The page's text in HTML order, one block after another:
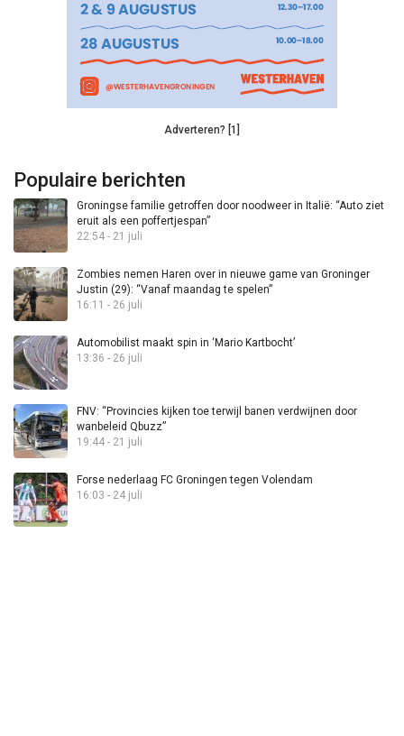
Adverteren? [1]
Populaire berichten
Groningse familie getroffen door noodweer in Italië: “Auto ziet
eruit als een poffertjespan”
22:54 - 21 juli
Zombies nemen Haren over in nieuwe game van Groninger
Justin (29): “Vanaf maandag te spelen”
16:11 - 26 juli
Automobilist maakt spin in ‘Mario Kartbocht’
13:36 - 26 juli
FNV: “Provincies kijken toe terwijl banen verdwijnen door
wanbeleid Qbuzz”
19:44 - 21 juli
Forse nederlaag FC Groningen tegen Volendam
16:03 - 24 juli